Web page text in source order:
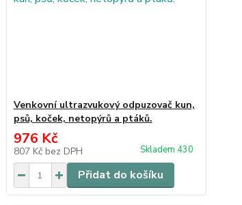
Venkovní ultrazvukový odpuzovač kun,
psů, koček, netopýrů a ptáků.
976 Kč
807 Kč bez DPH Skladem 430
Přidat do košíku